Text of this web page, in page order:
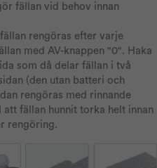
fällan vid behov innan
rengöras efter varje
med AV-knappen "0". Haka
som då delar fällan i två
(den utan batteri och
rengöras med rinnande
att fällan hunnit torka helt innan
rengöring.